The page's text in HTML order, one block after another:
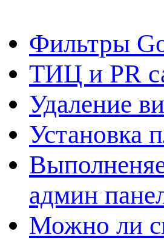
Фильтры
ТИЦ и PR
Удаление
Установка
админ
Можно ли